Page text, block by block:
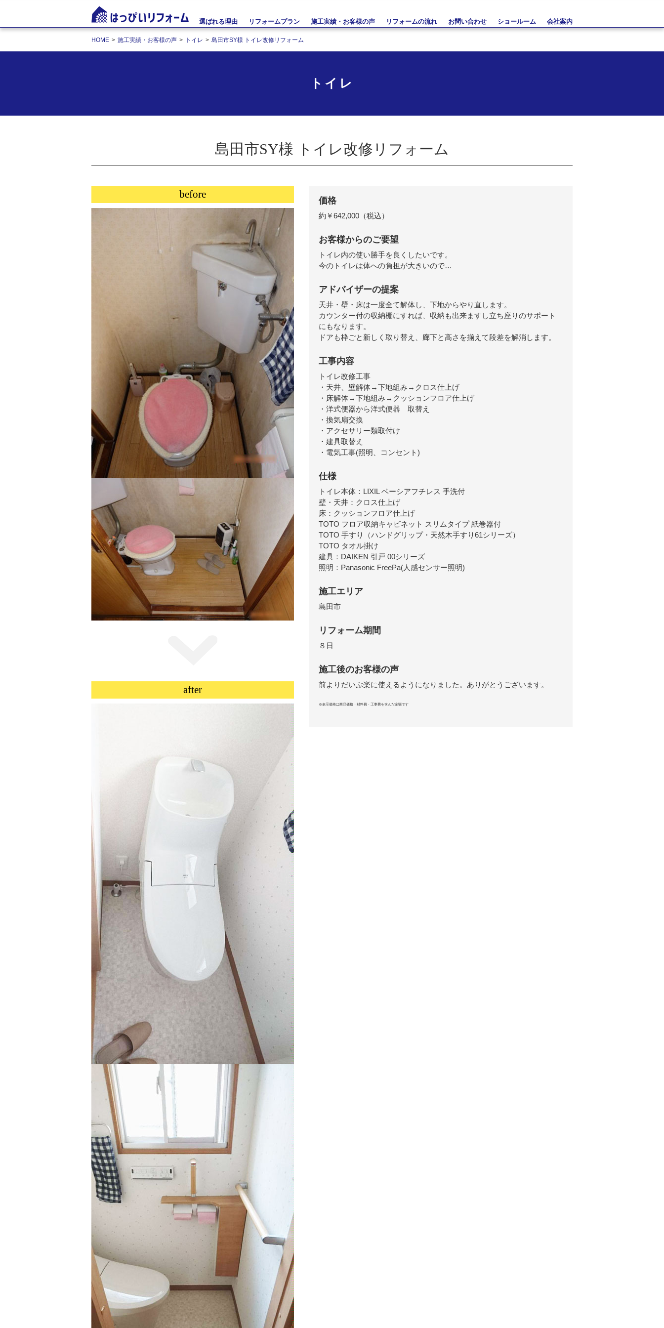
選ばれる理由 リフォームプラン 施工実績・お客様の声 リフォームの流れ お問い合わせ ショールーム 会社案内
HOME 施工実績・お客様の声 トイレ 島田市SY様 トイレ改修リフォーム
トイレ
島田市SY様 トイレ改修リフォーム
before
after
価格
約￥642,000（税込）
お客様からのご要望
トイレ内の使い勝手を良くしたいです。
今のトイレは体への負担が大きいので…
アドバイザーの提案
天井・壁・床は一度全て解体し、下地からやり直します。
カウンター付の収納棚にすれば、収納も出来ますし立ち座りのサポート
にもなります。
ドアも枠ごと新しく取り替え、廊下と高さを揃えて段差を解消します。
工事内容
トイレ改修工事
・天井、壁解体→下地組み→クロス仕上げ
・床解体→下地組み→クッションフロア仕上げ
・洋式便器から洋式便器 取替え
・換気扇交換
・アクセサリー類取付け
・建具取替え
・電気工事(照明、コンセント)
仕様
トイレ本体：LIXIL ベーシアフチレス 手洗付
壁・天井：クロス仕上げ
床：クッションフロア仕上げ
TOTO フロア収納キャビネット スリムタイプ 紙巻器付
TOTO 手すり（ハンドグリップ・天然木手すり61シリーズ）
TOTO タオル掛け
建具：DAIKEN 引戸 00シリーズ
照明：Panasonic FreePa(人感センサー照明)
施工エリア
島田市
リフォーム期間
８日
施工後のお客様の声
前よりだいぶ楽に使えるようになりました。ありがとうございます。
※表示価格は商品価格・材料費・工事費を含んだ金額です